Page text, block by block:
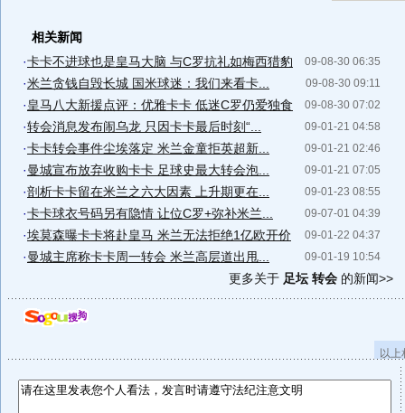
相关新闻
09-08-30 06:35
·卡卡不进球也是皇马大脑 与C罗抗礼如梅西猎豹
09-08-30 09:11
·米兰贪钱自毁长城 国米球迷：我们来看卡...
09-08-30 07:02
·皇马八大新援点评：优雅卡卡 低迷C罗仍爱独食
09-01-21 04:58
·转会消息发布闹乌龙 只因卡卡最后时刻“...
09-01-21 02:46
·卡卡转会事件尘埃落定 米兰金童拒英超新...
09-01-21 07:05
·曼城宣布放弃收购卡卡 足球史最大转会泡...
09-01-23 08:55
·剖析卡卡留在米兰之六大因素 上升期更在...
09-07-01 04:39
·卡卡球衣号码另有隐情 让位C罗+弥补米兰...
09-01-22 04:37
·埃莫森曝卡卡将赴皇马 米兰无法拒绝1亿欧开价
09-01-19 10:54
·曼城主席称卡卡周一转会 米兰高层道出甩...
更多关于 足坛 转会 的新闻>>
以